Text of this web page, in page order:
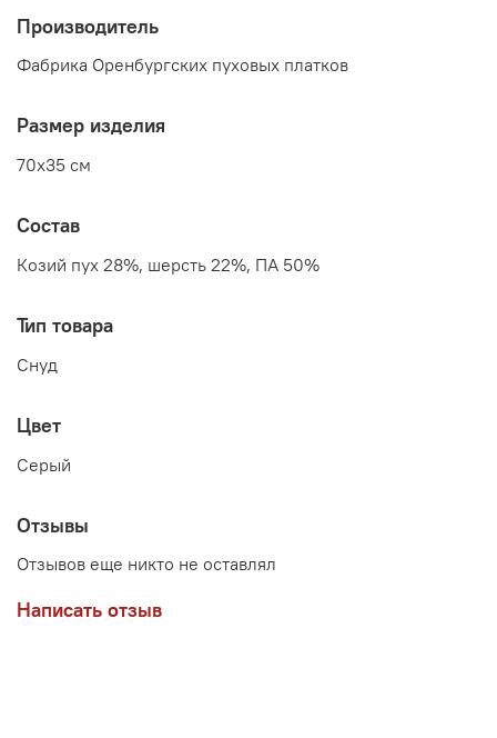
Производитель
Фабрика Оренбургских пуховых платков
Размер изделия
70x35 см
Состав
Козий пух 28%, шерсть 22%, ПА 50%
Тип товара
Снуд
Цвет
Серый
Отзывы
Отзывов еще никто не оставлял
Написать отзыв